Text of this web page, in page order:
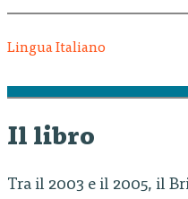
Lingua Italiano
Il libro
Tra il 2003 e il 2005, il